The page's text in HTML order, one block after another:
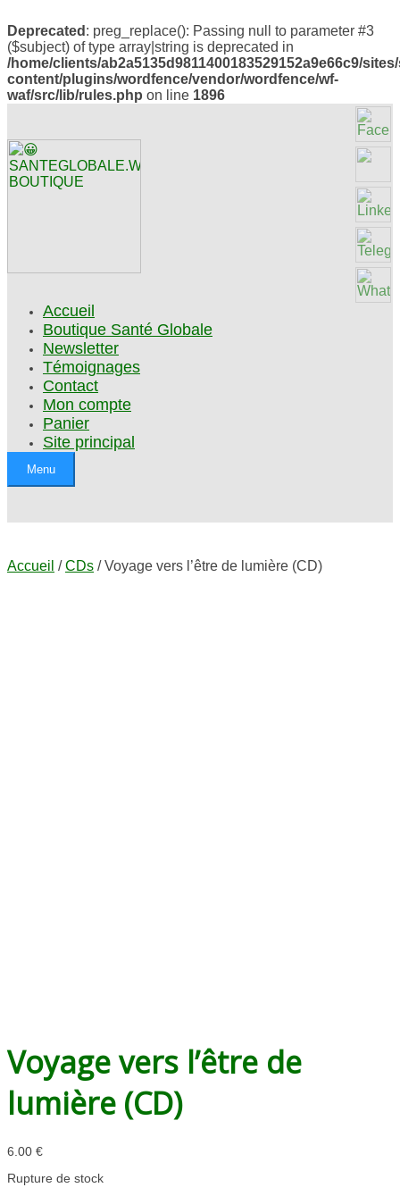
Deprecated : preg_replace(): Passing null to parameter #3
($subject) of type array|string is deprecated in
/home/clients/ab2a5135d9811400183529152a9e66c9/
content/plugins/wordfence/vendor/wordfence/wf-
waf/src/lib/rules.php on line 1896
Accueil
Boutique Santé Globale
Newsletter
Témoignages
Contact
Mon compte
Panier
Site principal
Menu
Accueil /CDs / Voyage vers l’être de lumière (CD)
Voyage vers l’être de
lumière (CD)
6.00 €
Rupture de stock